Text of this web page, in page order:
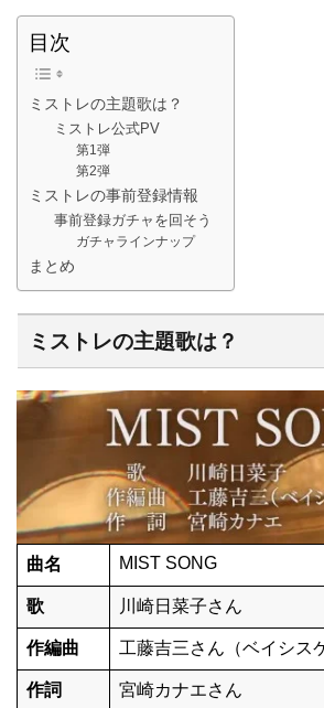
目次
ミストレの主題歌は？
ミストレ公式PV
第1弾
第2弾
ミストレの事前登録情報
事前登録ガチャを回そう
ガチャラインナップ
まとめ
ミストレの主題歌は？
曲名 MIST SONG
歌 川崎日菜子さん
作編曲 工藤吉三さん（ベイシス
作詞 宮崎カナエさん